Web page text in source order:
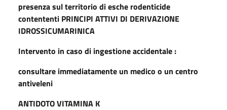
presenza sul territorio di esche rodenticide
contententi PRINCIPI ATTIVI DI DERIVAZIONE
IDROSSICUMARINICA
Intervento in caso di ingestione accidentale :
consultare immediatamente un medico o un centro
antiveleni
ANTIDOTO VITAMINA K